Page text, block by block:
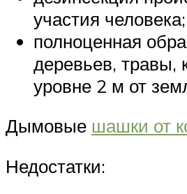
участия человека;
полноценная
деревьев, травы,
уровне 2 м от
Дымовые шашки от
Недостатки: